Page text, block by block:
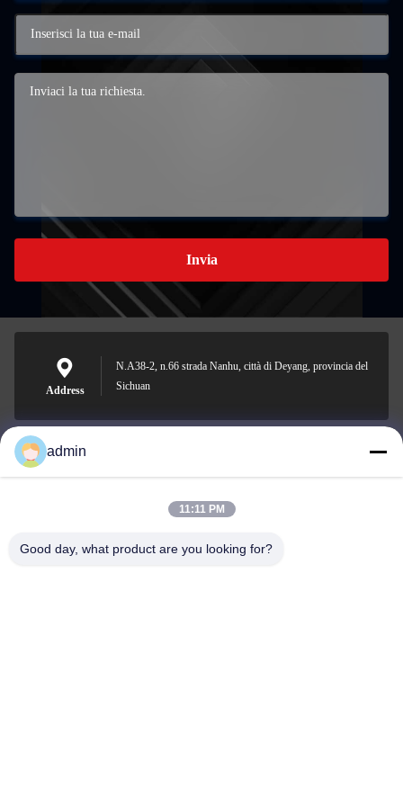
Invia
Address
N.A38-2, n.66 strada Nanhu, città di Deyang, provincia del
Sichuan
Nero@enlaibio.com
admin
11:11 PM
Good day, what product are you looking for?